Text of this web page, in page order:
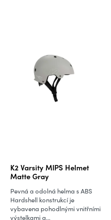
K2 Varsity MIPS Helmet
Matte Gray
Pevná a odolná helma s ABS
Hardshell konstrukcí je
vybavena pohodlnými vnitřními
výstelkami a...